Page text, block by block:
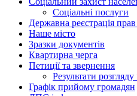
Соціальні послуги
Державна реєстрація
Наше місто
Зразки документів
Квартирна черга
Петиції та звернення
Результати
Графік прийому громадян